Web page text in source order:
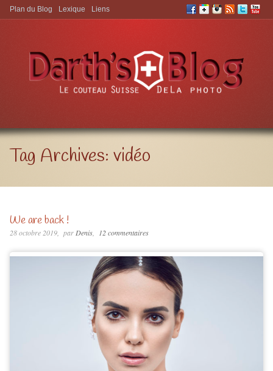
Aller à:
Plan du Blog Lexique Liens
Tag Archives: vidéo
We are back !
28 octobre 2019 parDenis 12 commentaires